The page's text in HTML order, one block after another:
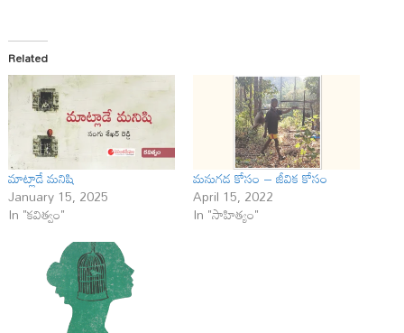
Related
మాట్లాడే మనిషి
January 15, 2025
In "కవిత్వం"
మనుగడ కోసం – జీవిక కోసం
April 15, 2022
In "సాహిత్యం"